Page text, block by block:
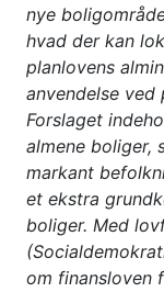
nye
hvad der kan
planlovens
anvendelse
Forslaget
almene boliger,
markant
et ekstra
boliger. Med
om finansloven